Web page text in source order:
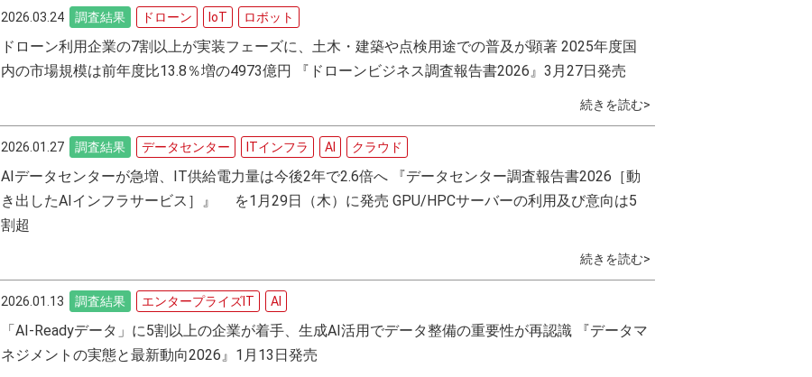
2026.03.24 調査結果 ドローン IoT ロボット
ドローン利用企業の7割以上が実装フェーズに、土木・建築や点検用途での普及が顕著 2025年度国
内の市場規模は前年度比13.8％増の4973億円 『ドローンビジネス調査報告書2026』3月27日発売
続きを読む>
2026.01.27 調査結果 データセンター ITインフラ AI クラウド
AIデータセンターが急増、IT供給電力量は今後2年で2.6倍へ 『データセンター調査報告書2026［動
き出したAIインフラサービス］』 を1月29日（木）に発売 GPU/HPCサーバーの利用及び意向は5
割超
続きを読む>
2026.01.13 調査結果 エンタープライズIT AI
「AI-Readyデータ」に5割以上の企業が着手、生成AI活用でデータ整備の重要性が再認識 『データマ
ネジメントの実態と最新動向2026』1月13日発売